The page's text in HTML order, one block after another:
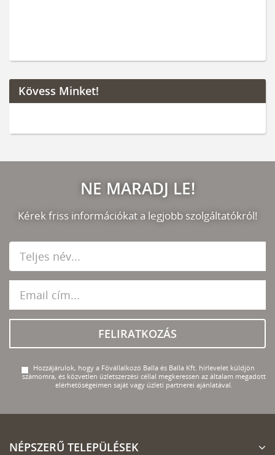
Kövess Minket!
NE MARADJ LE!
Kérek friss információkat a legjobb szolgáltatókról!
FELIRATKOZÁS
Hozzájárulok, hogy a Fővállalkozó Balla és Balla Kft. hírlevelet küldjön
számomra, és közvetlen üzletszerzési céllal megkeressen az általam megadott
elérhetőségeimen saját vagy üzleti partnerei ajánlatával.
NÉPSZERŰ TELEPÜLÉSEK